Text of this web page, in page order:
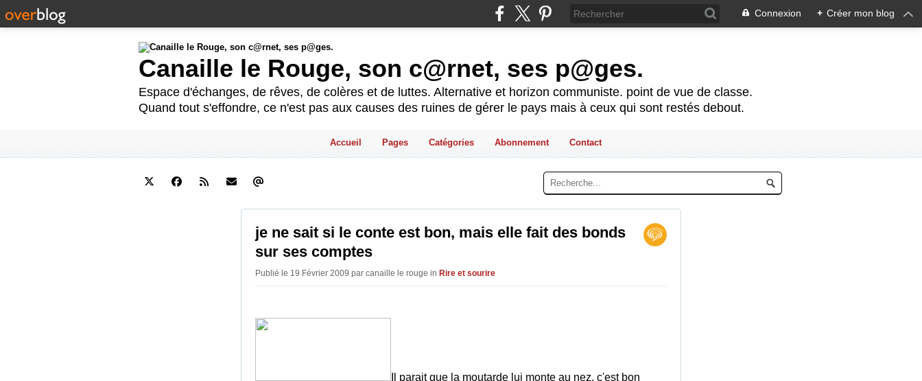
Connexion + Créer mon blog
Canaille le Rouge, son c@rnet, ses p@ges.
Espace d'échanges, de rêves, de colères et de luttes. Alternative et horizon communiste. point de vue de classe.
Quand tout s'effondre, ce n'est pas aux causes des ruines de gérer le pays mais à ceux qui sont restés debout.
Accueil Pages Catégories Abonnement Contact
je ne sait si le conte est bon, mais elle fait des bonds
sur ses comptes
Publié le 19 Février 2009 par canaille le rouge in Rire et sourire
Il parait que la moutarde lui monte au nez, c'est bon